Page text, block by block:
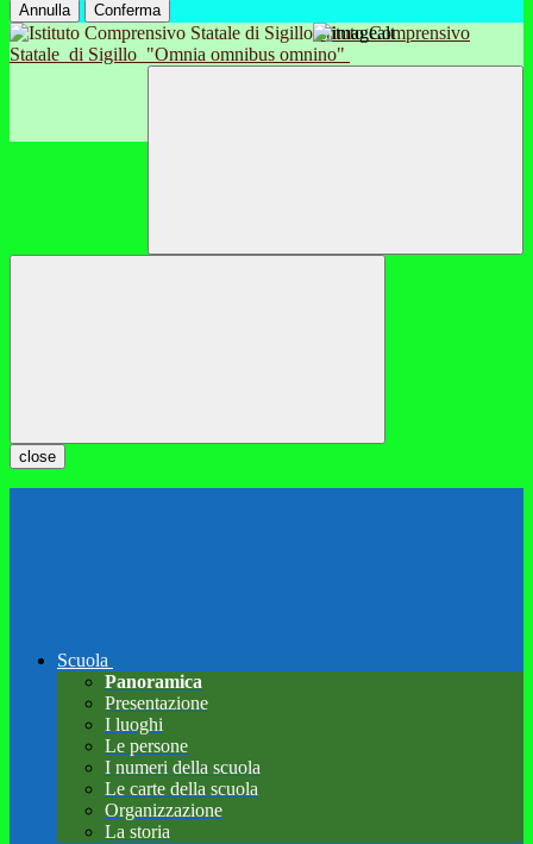
Annulla Conferma
Istituto Comprensivo
Statale di Sigillo "Omnia omnibus omnino"
close
Scuola
Panoramica
Presentazione
I luoghi
Le persone
I numeri della scuola
Le carte della scuola
Organizzazione
La storia